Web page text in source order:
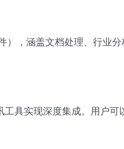
，涵盖文档处理、行业
具实现深度集成。用户